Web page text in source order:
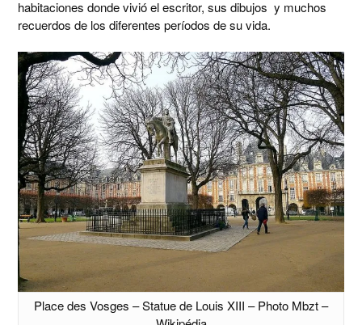
habitaciones donde vivió el escritor, sus dibujos y muchos
recuerdos de los diferentes períodos de su vida.
Place des Vosges – Statue de Louis XIII – Photo Mbzt –